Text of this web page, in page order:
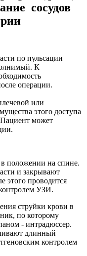
сосудов
по пульсации
К
операции.
или
этого доступа
может
положении на спине.
и закрывают
этого проводится
УЗИ.
струйки крови в
по которому
- интрадюссер.
длинный
контролем